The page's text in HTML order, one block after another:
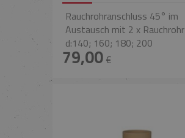
Rauchrohranschluss 45° im
Austausch mit 2 x Rauchrohr
d:140; 160; 180; 200
79,00€